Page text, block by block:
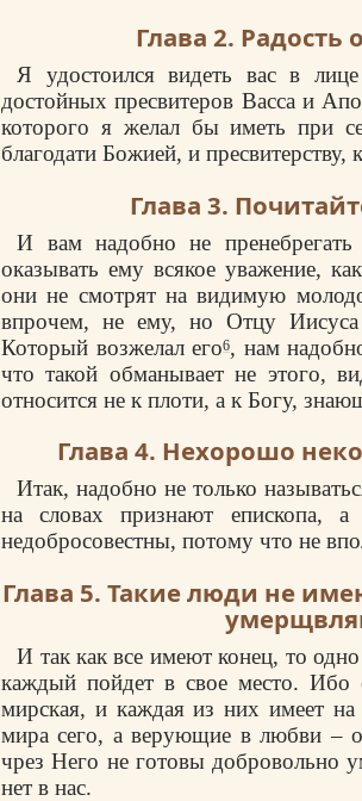
Глава 2.
Я удостоился видеть вас в
достойных пресвитеров Васса и
которого я желал бы иметь при
благодати Божией, и пресвитерству,
Глава 3.
И вам надобно не
оказывать ему всякое уважение,
они не смотрят на видимую
впрочем, не ему, но Отцу
Который возжелал его6, нам
что такой обманывает не этого,
относится не к плоти, а к Богу,
Глава 4. Нехорошо
Итак, надобно не только
на словах признают епископа,
недобросовестны, потому что не
Глава 5. Такие люди не
И так как все имеют конец, то
каждый пойдет в свое место.
мирская, и каждая из них имеет
мира сего, а верующие в любви –
чрез Него не готовы добровольно
нет в нас.